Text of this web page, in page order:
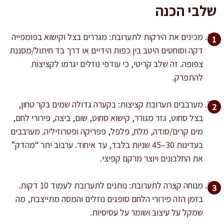
שלבי הכנה
מכינים את הירקות לתערובת: מגררים בצל וקישוא בפומפייה
דקה וסוחטים היטב בין כפות הידיים או דרך בד חיתול/מסננת
צפופה. זה שלב קריטי, כי עודפי נוזלים יגרמו לקציצות
להתפרק.
מערבבים תערובת קציצות: בקערה גדולה שמים בקר טחון,
בצל סחוט, גזר מגורר, קישוא סחוט, שום, ביצה, פירורי לחם,
מים קרים/סודה, מלח, פלפל, פפריקה ופטרוזיליה. מערבבים
בעדינות 30–45 שניות בלבד, עד איחוד. ערבוב יתר “מהדק”
את החלבונים ויוצר מרקם קפיצי.
מנוחה קצרה לתערובת: נותנים לתערובת לעמוד 10 דקות.
בזמן הזה פירורי הלחם סופגים נוזלים והמסה מתייצבת, מה
שמקל על עיצוב ושומר על עסיסיות.